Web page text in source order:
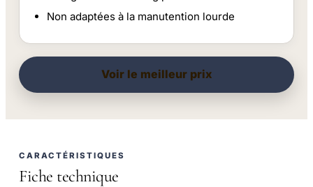
Non adaptées à la manutention lourde
Voir le meilleur prix
CARACTÉRISTIQUES
Fiche technique